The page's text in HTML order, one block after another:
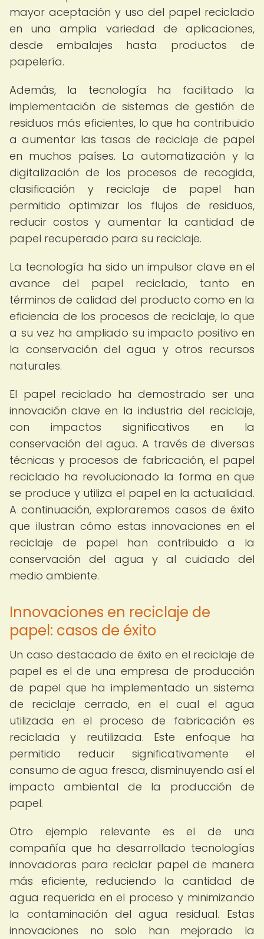
mayor aceptación y uso del papel reciclado
en una amplia variedad de aplicaciones,
desde embalajes hasta productos de
papelería.
Además, la tecnología ha facilitado la
implementación de sistemas de gestión de
residuos más eficientes, lo que ha contribuido
a aumentar las tasas de reciclaje de papel
en muchos países. La automatización y la
digitalización de los procesos de recogida,
clasificación y reciclaje de papel han
permitido optimizar los flujos de residuos,
reducir costos y aumentar la cantidad de
papel recuperado para su reciclaje.
La tecnología ha sido un impulsor clave en el
avance del papel reciclado, tanto en
términos de calidad del producto como en la
eficiencia de los procesos de reciclaje, lo que
a su vez ha ampliado su impacto positivo en
la conservación del agua y otros recursos
naturales.
El papel reciclado ha demostrado ser una
innovación clave en la industria del reciclaje,
con impactos significativos en la
conservación del agua. A través de diversas
técnicas y procesos de fabricación, el papel
reciclado ha revolucionado la forma en que
se produce y utiliza el papel en la actualidad.
A continuación, exploraremos casos de éxito
que ilustran cómo estas innovaciones en el
reciclaje de papel han contribuido a la
conservación del agua y al cuidado del
medio ambiente.
Innovaciones en reciclaje de
papel: casos de éxito
Un caso destacado de éxito en el reciclaje de
papel es el de una empresa de producción
de papel que ha implementado un sistema
de reciclaje cerrado, en el cual el agua
utilizada en el proceso de fabricación es
reciclada y reutilizada. Este enfoque ha
permitido reducir significativamente el
consumo de agua fresca, disminuyendo así el
impacto ambiental de la producción de
papel.
Otro ejemplo relevante es el de una
compañía que ha desarrollado tecnologías
innovadoras para reciclar papel de manera
más eficiente, reduciendo la cantidad de
agua requerida en el proceso y minimizando
la contaminación del agua residual. Estas
innovaciones no solo han mejorado la